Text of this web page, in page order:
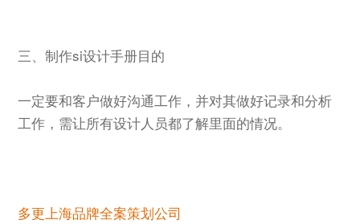
三、制作si设计手册目的
一定要和客户做好沟通工作，并对其做好记录和分析
工作，需让所有设计人员都了解里面的情况。
多更上海品牌全案策划公司